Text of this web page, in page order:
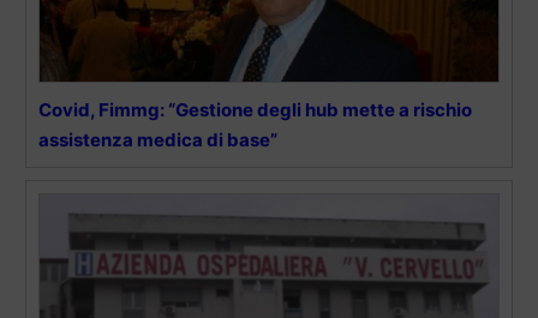
Covid, Fimmg: “Gestione degli hub mette a rischio
assistenza medica di base”